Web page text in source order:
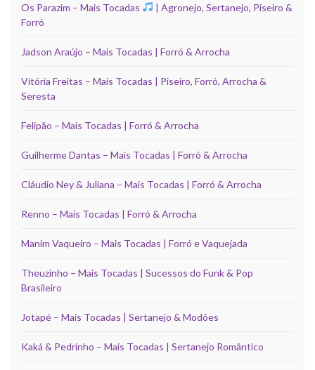
Os Parazim – Mais Tocadas
| Agronejo, Sertanejo, Piseiro &
Forró
Jadson Araújo – Mais Tocadas | Forró & Arrocha
Vitória Freitas – Mais Tocadas | Piseiro, Forró, Arrocha &
Seresta
Felipão – Mais Tocadas | Forró & Arrocha
Guilherme Dantas – Mais Tocadas | Forró & Arrocha
Cláudio Ney & Juliana – Mais Tocadas | Forró & Arrocha
Renno – Mais Tocadas | Forró & Arrocha
Manim Vaqueiro – Mais Tocadas | Forró e Vaquejada
Theuzinho – Mais Tocadas | Sucessos do Funk & Pop
Brasileiro
Jotapé – Mais Tocadas | Sertanejo & Modões
Kaká & Pedrinho – Mais Tocadas | Sertanejo Romântico